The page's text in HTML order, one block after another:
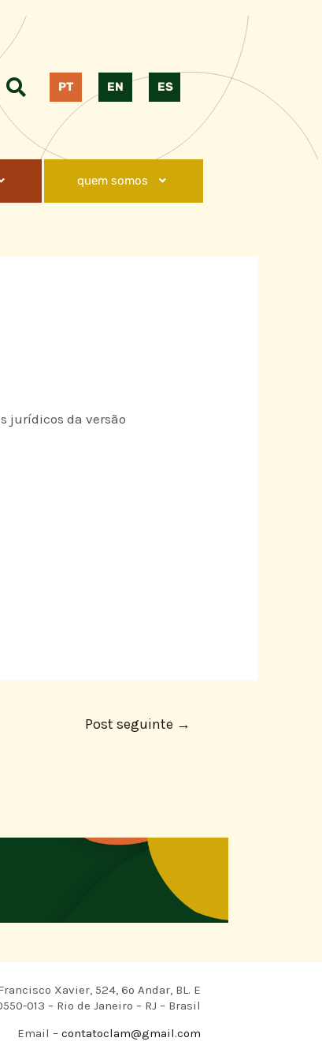
PT EN ES
quem somos
jurídicos da versão
Post seguinte →
Xavier, 524, 6º Andar, BL. E
013 – Rio de Janeiro – RJ – Brasil
Email –contatoclam@gmail.com